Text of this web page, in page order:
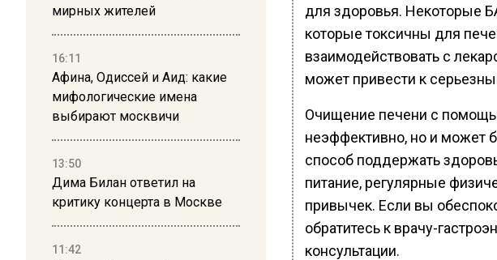
мирных жителей
16:11
Афина, Одиссей и Аид: какие
мифологические имена
выбирают москвичи
13:50
Дима Билан ответил на
критику концерта в Москве
11:42
для здоровья. Некоторые
которые токсичны для
взаимодействовать с
может привести к
Очищение печени с
неэффективно, но и может
способ поддержать
питание, регулярные
привычек. Если вы
обратитесь к врачу-
консультации.